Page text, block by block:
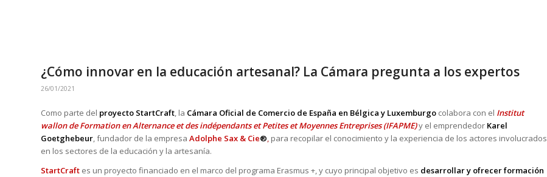
¿Cómo innovar en la educación artesanal? La Cámara pregunta a los expertos
26/01/2021
Como parte del proyecto StartCraft, la Cámara Oficial de Comercio de España en Bélgica y Luxemburgo colabora con el Institut
wallon de Formation en Alternance et des indépendants et Petites et Moyennes Entreprises (IFAPME)y el emprendedor Karel
Goetghebeur, fundador de la empresa Adolphe Sax & Cie®, para recopilar el conocimiento y la experiencia de los actores involucrados
en los sectores de la educación y la artesanía.
StartCraft es un proyecto financiado en el marco del programa Erasmus +, y cuyo principal objetivo es desarrollar y ofrecer formación